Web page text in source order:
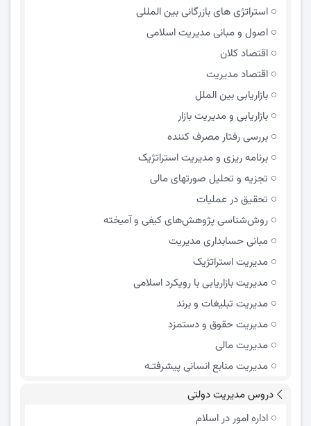
استراتژی های بازرگانی بین المللی
اصول و مبانی مدیریت اسلامی
اقتصاد کلان
اقتصاد مدیریت
بازاریابی بین الملل
بازاریابی و مدیریت بازار
بررسی رفتار مصرف کننده
برنامه ریزی و مدیریت استراتژیک
تجزیه و تحلیل صورتهای مالی
تحقیق در عملیات
روش‌شناسی پژوهش‌های کیفی و آمیخته
مبانی حسابداری مدیریت
مدیریت استراتژیک
مدیریت بازاریابی با رویکرد اسلامی
مدیریت تبلیغات و برند
مدیریت حقوق و دستمزد
مدیریت مالی
مدیریت منابع انسانی پیشرفتـه
دروس مدیریت دولتی
اداره امور در اسلام